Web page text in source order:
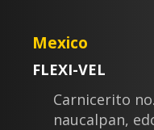
Mexico
FLEXI-VEL
Carnicerito
naucalpan,